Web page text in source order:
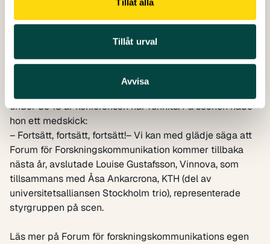
Tillåt urval
Avvisa
Under det avslutande passet i helgrupp gavs en kort
återblick av vart och ett av de tre spåren. Dessutom fick
Anna Maria Fleetwood, Vetenskapsrådet, ett särskilt
tack för sitt arbete med Forum för
Forskningskommunikation. Hon var med startade
under de 13 år konferensen har funnits. På scenen hade
hon ett medskick:
– Fortsätt, fortsätt, fortsätt!– Vi kan med glädje säga att
Forum för Forskningskommunikation kommer tillbaka
nästa år, avslutade Louise Gustafsson, Vinnova, som
tillsammans med Åsa Ankarcrona, KTH (del av
universitetsalliansen Stockholm trio), representerade
styrgruppen på scen.
Läs mer på Forum för forskningskommunikations egen